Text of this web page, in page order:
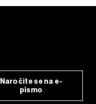
Naročite se na e-
pismo